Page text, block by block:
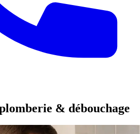
& débouchage